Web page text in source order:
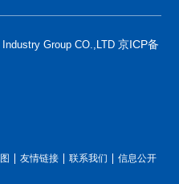
Group CO.,LTD京ICP备
友情链接 联系我们 信息公开